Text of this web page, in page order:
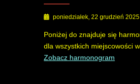
poniedziałek, 22 grudzień
Poniżej do znajduje się
dla wszystkich miejscowości
Zobacz harmonogram